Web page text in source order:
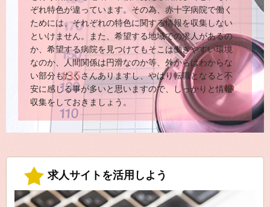
ぞれ特色が違っています。その為、赤十字病院で働く
ためには、それぞれの特色に関する情報を収集しない
といけません。また、希望する地域での求人があるの
か、希望する病院を見つけてもそこは働きやすい環境
なのか、人間関係は円滑なのか等、外からはわからな
い部分もたくさんありますし、やはり転職となると不
安に感じる事が多いと思いますので、しっかりと情報
収集をしておきましょう。
求人サイトを活用しよう